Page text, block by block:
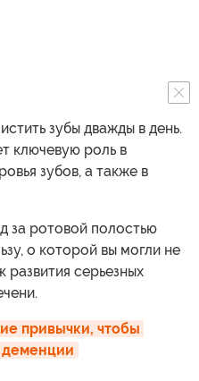
зубы дважды в день.
ключевую роль в
зубов, а также в
за ротовой полостью
о которой вы могли не
развития серьезных
привычки, чтобы
деменции